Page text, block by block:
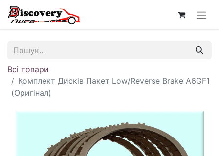
Всі товари
Комплект Дисків Пакет Low/Reverse Brake A6GF1
(Оригінал)